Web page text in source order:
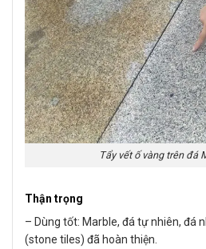
Tẩy vết ố vàng trên đá
Thận trọng
– Dùng tốt: Marble, đá tự nhiên, đá
(stone tiles) đã hoàn thiện.